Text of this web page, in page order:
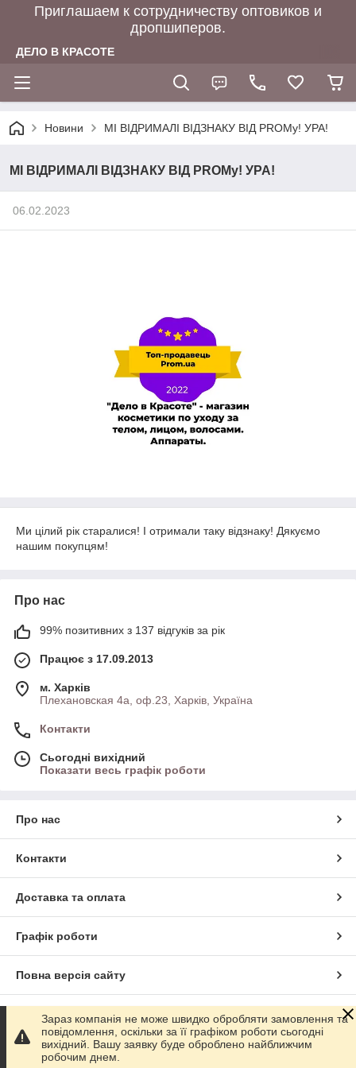
Приглашаем к сотрудничеству оптовиков и
дропшиперов.
ДЕЛО В КРАСОТЕ
Новини МІ ВІДРИМАЛІ ВІДЗНАКУ ВІД PROMу! УРА!
МІ ВІДРИМАЛІ ВІДЗНАКУ ВІД PROMу! УРА!
06.02.2023
Ми цілий рік старалися! І отримали таку відзнаку! Дякуємо
нашим покупцям!
Про нас
99% позитивних з 137 відгуків за рік
Працює з 17.09.2013
м. Харків
Плехановская 4а, оф.23, Харків, Україна
Контакти
Сьогодні вихідний
Показати весь графік роботи
Про нас
Контакти
Доставка та оплата
Графік роботи
Повна версія сайту
Сайт створено на маркетплейсі Prom.ua
Політика конфіденційності
Зараз компанія не може швидко обробляти замовлення та
повідомлення, оскільки за її графіком роботи сьогодні
вихідний. Вашу заявку буде оброблено найближчим
робочим днем.